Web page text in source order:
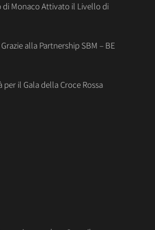
di Monaco Attivato il Livello di
alla Partnership SBM – BE
per il Gala della Croce Rossa